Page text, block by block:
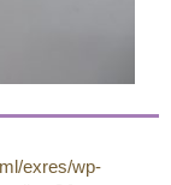
exres/wp-